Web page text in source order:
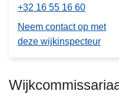
+32 16 55 16 60
Neem contact op met
deze wijkinspecteur